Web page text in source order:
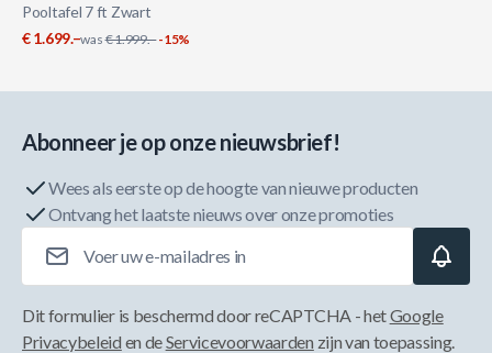
Pooltafel 7 ft Zwart
€ 1.699.–was€ 1.999.–-15%
Abonneer je op onze nieuwsbrief!
Wees als eerste op de hoogte van nieuwe producten
Ontvang het laatste nieuws over onze promoties
Dit formulier is beschermd door reCAPTCHA - hetGoogle
Privacybeleid en deServicevoorwaarden zijn van toepassing.